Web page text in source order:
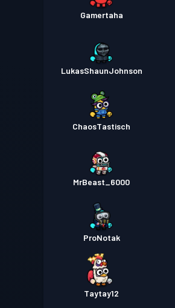
Gamertaha
LukasShaunJohnson
ChaosTastisch
MrBeast_6000
ProNotak
Taytay12